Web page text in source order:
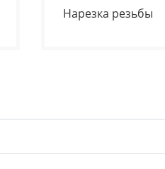
Нарезка резьбы